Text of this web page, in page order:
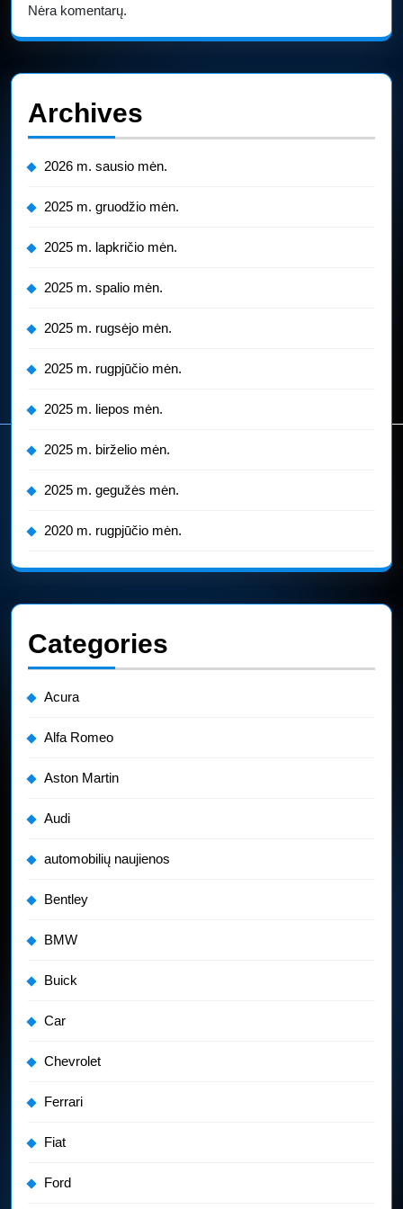
Nėra komentarų.
Archives
2026 m. sausio mėn.
2025 m. gruodžio mėn.
2025 m. lapkričio mėn.
2025 m. spalio mėn.
2025 m. rugsėjo mėn.
2025 m. rugpjūčio mėn.
2025 m. liepos mėn.
2025 m. birželio mėn.
2025 m. gegužės mėn.
2020 m. rugpjūčio mėn.
Categories
Acura
Alfa Romeo
Aston Martin
Audi
automobilių naujienos
Bentley
BMW
Buick
Car
Chevrolet
Ferrari
Fiat
Ford